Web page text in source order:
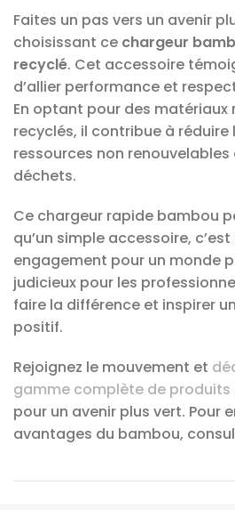
Faites un pas vers un avenir
choisissant ce chargeur
recyclé. Cet accessoire
d’allier performance et
En optant pour des matériaux
recyclés, il contribue à
ressources non
déchets.
Ce chargeur rapide bambou
qu’un simple accessoire,
engagement pour un monde
judicieux pour les
faire la différence et inspirer
positif.
Rejoignez le mouvement et
gamme complète de
pour un avenir plus vert. Pour
avantages du bambou,